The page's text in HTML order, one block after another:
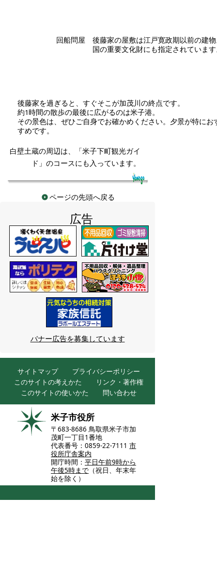
回船問屋 後藤家の屋敷は江戸寛政期以前の建
国の重要文化財にも指定されていま
後藤家を過ぎると、すぐそこが加茂川の終点です。
約1時間の散歩の最後に広がるのは米子港。
その景色は、ぜひご自身でお確かめください。夕景が特にお
すめです。
白壁土蔵の周辺は、「米子下町観光ガイ
ド」のコースにも入っています。
ページの先頭へ戻る
広告
バナー広告を募集しています
サイトマップ
プライバシーポリシー
このサイトの考えかた
リンク・著作権
このサイトの使いかた
問い合わせ
米子市役所
〒683-8686 鳥取県米子市加
茂町一丁目1番地
代表番号：0859-22-7111 市
役所庁舎案内
開庁時間： 平日午前9時から
午後5時まで （祝日、年末年
始を除く）